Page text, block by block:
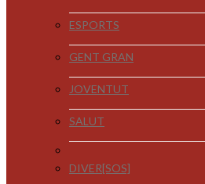
ESPORTS
GENT GRAN
JOVENTUT
SALUT
DIVER[SOS]